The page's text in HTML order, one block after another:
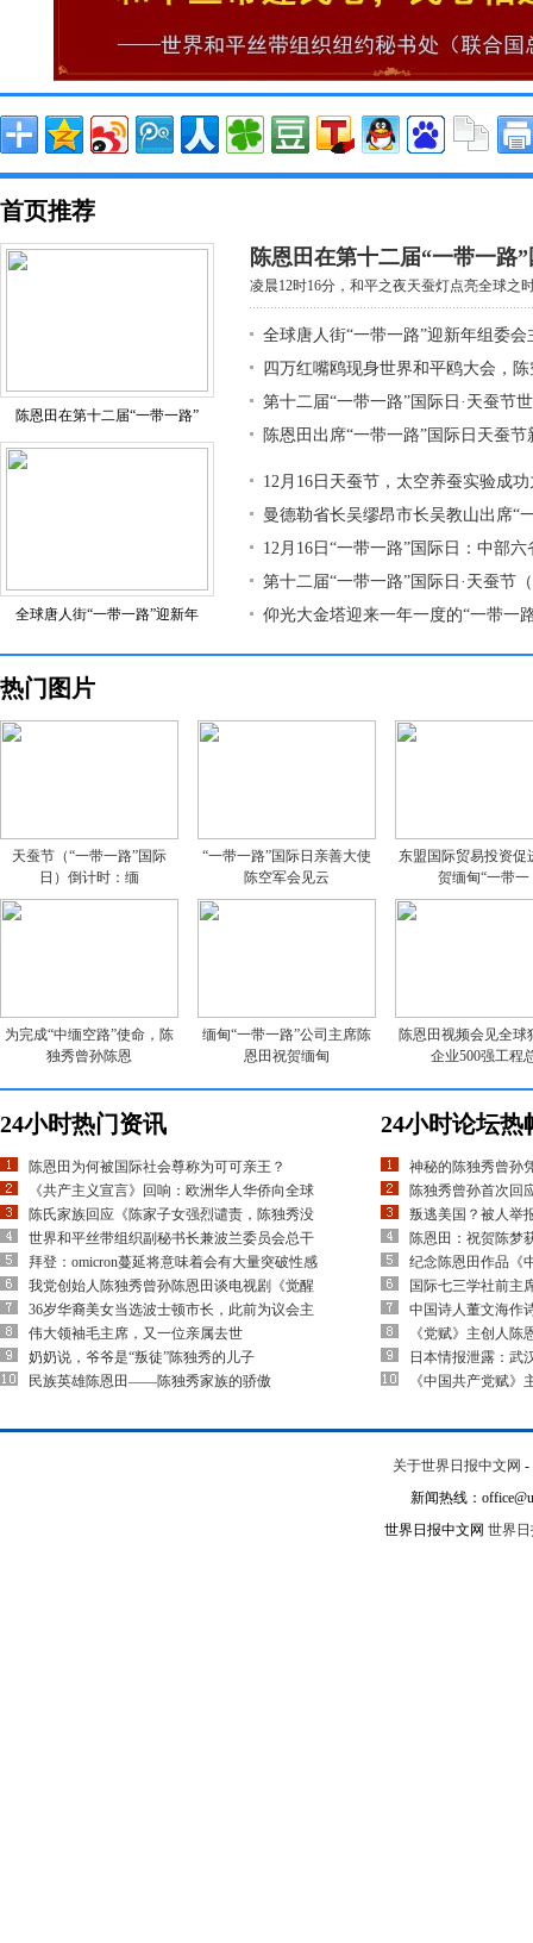
首页推荐
陈恩田在第十二届“一带一路”
全球唐人街“一带一路”迎新年
陈恩田在第十二届“一带一路”
凌晨12时16分，和平之夜天蚕灯点亮全球之
全球唐人街“一带一路”迎新年组委会
四万红嘴鸥现身世界和平鸥大会，
第十二届“一带一路”国际日·天蚕节
陈恩田出席“一带一路”国际日天蚕节
12月16日天蚕节，太空养蚕实验成
曼德勒省长吴缪昂市长吴教山出席“
12月16日“一带一路”国际日：中部六
第十二届“一带一路”国际日·天蚕节
仰光大金塔迎来一年一度的“一带一
热门图片
天蚕节（“一带一路”国际
日）倒计时：缅
“一带一路”国际日亲善大使
陈空军会见云
东盟国际贸易投资促
贺缅甸“一带一
为完成“中缅空路”使命，陈
独秀曾孙陈恩
缅甸“一带一路”公司主席陈
恩田祝贺缅甸
陈恩田视频会见全球
企业500强工程
24小时热门资讯
陈恩田为何被国际社会尊称为可可亲王？
《共产主义宣言》回响：欧洲华人华侨向全球
陈氏家族回应《陈家子女强烈谴责，陈独秀没
世界和平丝带组织副秘书长兼波兰委员会总干
拜登：omicron蔓延将意味着会有大量突破性感
我党创始人陈独秀曾孙陈恩田谈电视剧《觉醒
36岁华裔美女当选波士顿市长，此前为议会主
伟大领袖毛主席，又一位亲属去世
奶奶说，爷爷是“叛徒”陈独秀的儿子
民族英雄陈恩田——陈独秀家族的骄傲
24小时论坛热
神秘的陈独秀曾孙
陈独秀曾孙首次回
叛逃美国？被人举
陈恩田：祝贺陈梦
纪念陈恩田作品《
国际七三学社前主
中国诗人董文海作
《党赋》主创人
日本情报泄露：武
《中国共产党赋》
关于世界日报中文网 -
新闻热线：
世界日报中文网 世界